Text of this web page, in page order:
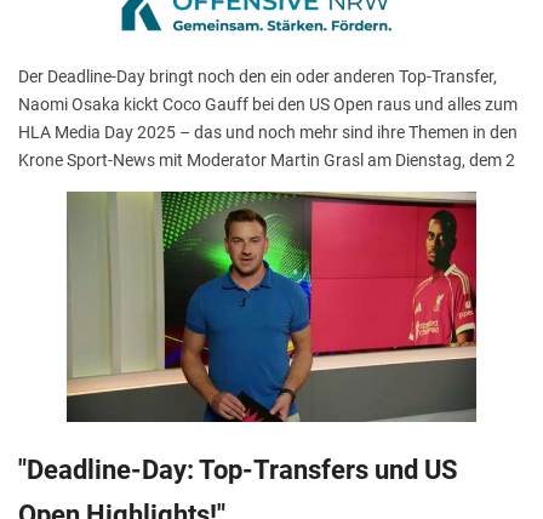
Der Deadline-Day bringt noch den ein oder anderen Top-Transfer,
Naomi Osaka kickt Coco Gauff bei den US Open raus und alles zum
HLA Media Day 2025 – das und noch mehr sind ihre Themen in den
Krone Sport-News mit Moderator Martin Grasl am Dienstag, dem 2
"Deadline-Day: Top-Transfers und US